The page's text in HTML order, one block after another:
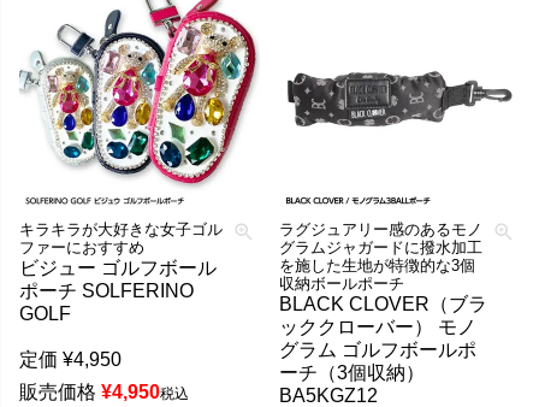
キラキラが大好きな女子ゴル
ファーにおすすめ
ビジュー ゴルフボール
ポーチ SOLFERINO
GOLF
定価 ¥4,950
販売価格 ¥4,950税込
ラグジュアリー感のあるモノ
グラムジャガードに撥水加工
を施した生地が特徴的な3個
収納ボールポーチ
BLACK CLOVER（ブラ
ッククローバー） モノ
グラム ゴルフボールポ
ーチ（3個収納）
BA5KGZ12